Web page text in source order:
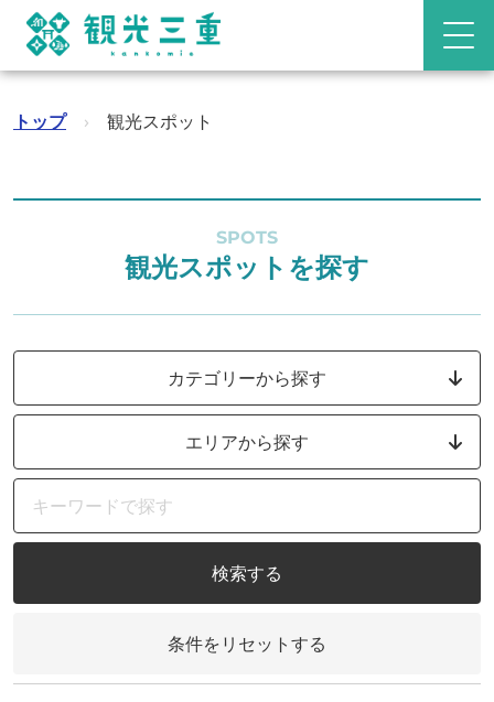
トップ › 観光スポット
SPOTS
観光スポットを探す
カテゴリーから探す
エリアから探す
検索する
条件をリセットする